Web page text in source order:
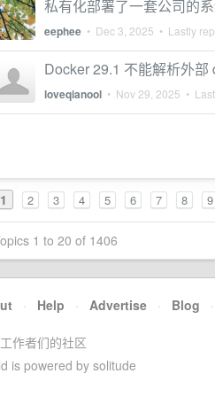
私有化部署了一套公司的
eephee • Dec 3, 2025 • Lastly
Docker 29.1 不能解析外部
loveqianool • Nov 29, 2025 •
1 2 3 4 5 6 7 8 9
1 to 20 of 1406
· Help · Advertise · Blog ·
作者们的社区
is powered by solitude